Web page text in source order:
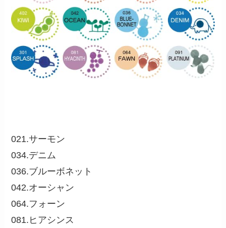
021.サーモン
034.デニム
036.ブルーボネット
042.オーシャン
064.フォーン
081.ヒアシンス